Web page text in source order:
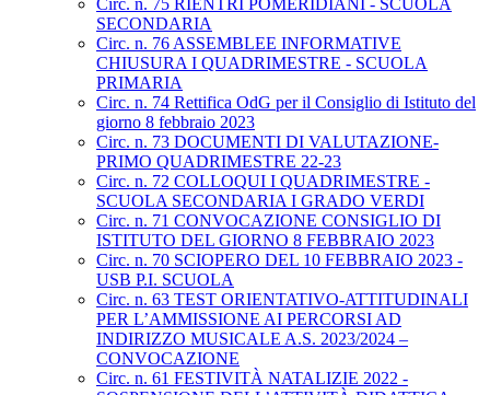
Circ. n. 75 RIENTRI POMERIDIANI - SCUOLA
SECONDARIA
Circ. n. 76 ASSEMBLEE INFORMATIVE
CHIUSURA I QUADRIMESTRE - SCUOLA
PRIMARIA
Circ. n. 74 Rettifica OdG per il Consiglio di Istituto del
giorno 8 febbraio 2023
Circ. n. 73 DOCUMENTI DI VALUTAZIONE-
PRIMO QUADRIMESTRE 22-23
Circ. n. 72 COLLOQUI I QUADRIMESTRE -
SCUOLA SECONDARIA I GRADO VERDI
Circ. n. 71 CONVOCAZIONE CONSIGLIO DI
ISTITUTO DEL GIORNO 8 FEBBRAIO 2023
Circ. n. 70 SCIOPERO DEL 10 FEBBRAIO 2023 -
USB P.I. SCUOLA
Circ. n. 63 TEST ORIENTATIVO-ATTITUDINALI
PER L’AMMISSIONE AI PERCORSI AD
INDIRIZZO MUSICALE A.S. 2023/2024 –
CONVOCAZIONE
Circ. n. 61 FESTIVITÀ NATALIZIE 2022 -